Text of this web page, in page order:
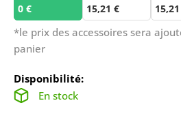
0 €
15,21 €
*le prix des accessoires sera
panier
Disponibilité:
En stock